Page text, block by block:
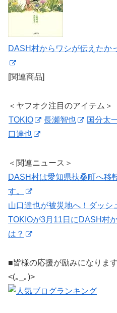
DASH村からワシが伝えたか
[関連商品]
＜ヤフオク注目のアイテム＞
TOKIO
長瀬智也 国分太
口達也
＜関連ニュース＞
DASH村は愛知県扶桑町へ移
す。
山口達也が被災地へ！ダッシ
TOKIOが3月11日にDASH村
は？
■皆様の応援が励みになりま
<(｡_｡)>